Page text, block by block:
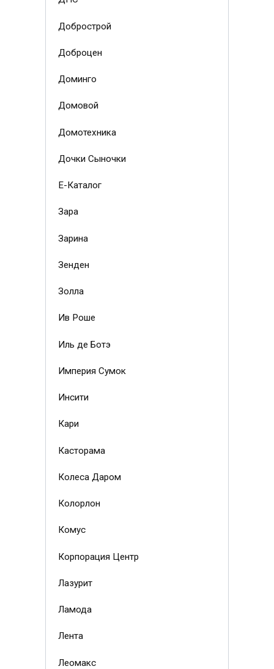
Добрострой
Доброцен
Доминго
Домовой
Домотехника
Дочки Сыночки
Е-Каталог
Зара
Зарина
Зенден
Золла
Ив Роше
Иль де Ботэ
Империя Сумок
Инсити
Кари
Касторама
Колеса Даром
Колорлон
Комус
Корпорация Центр
Лазурит
Ламода
Лента
Леомакс